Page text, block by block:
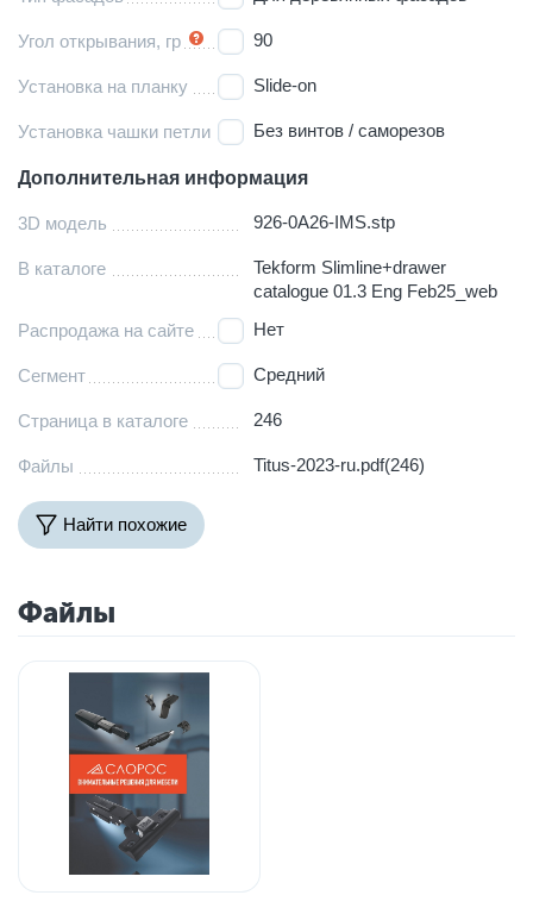
Угол открывания, гр 90
Установка на планку Slide-on
Установка чашки петли Без винтов / саморезов
Дополнительная информация
3D модель 926-0A26-IMS.stp
В каталоге
Tekform Slimline+drawer
catalogue 01.3 Eng Feb25_web
Распродажа на сайте
Нет
Сегмент Средний
Страница в каталоге 246
Файлы Titus-2023-ru.pdf(246)
Найти похожие
Файлы